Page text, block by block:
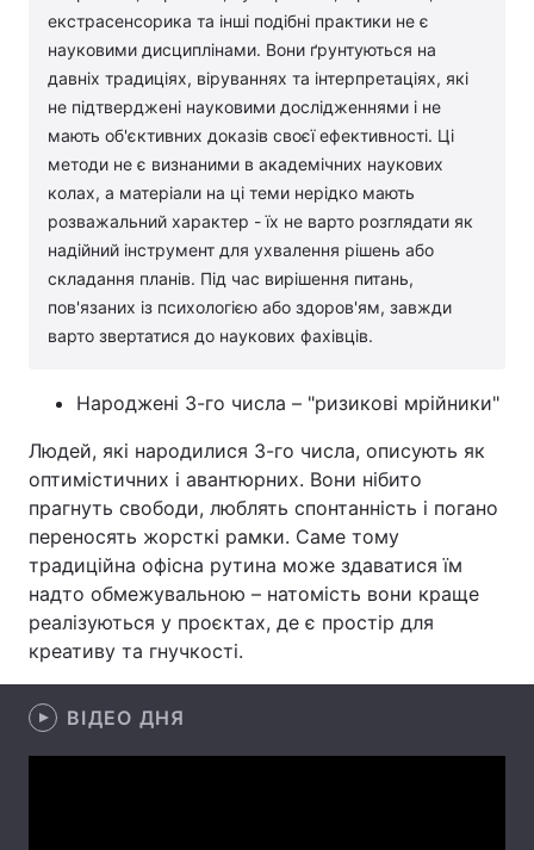
Лонгріди
Відео з Youtube Статті
Думки
Вакансії
Контакти
Послуги
Тема оформлення
екстрасенсорика та інші подібні практики не є
науковими дисциплінами. Вони ґрунтуються на
давніх традиціях, віруваннях та інтерпретаціях, які
не підтверджені науковими дослідженнями і не
мають об'єктивних доказів своєї ефективності. Ці
методи не є визнаними в академічних наукових
колах, а матеріали на ці теми нерідко мають
розважальний характер - їх не варто розглядати як
надійний інструмент для ухвалення рішень або
складання планів. Під час вирішення питань,
пов'язаних із психологією або здоров'ям, завжди
варто звертатися до наукових фахівців.
Народжені 3-го числа – "ризикові мрійники"
Людей, які народилися 3-го числа, описують як
оптимістичних і авантюрних. Вони нібито
прагнуть свободи, люблять спонтанність і погано
переносять жорсткі рамки. Саме тому
традиційна офісна рутина може здаватися їм
надто обмежувальною – натомість вони краще
реалізуються у проєктах, де є простір для
креативу та гнучкості.
ВІДЕО ДНЯ